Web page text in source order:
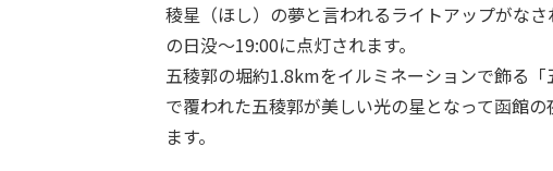
稜星（ほし）の夢と言われるライトアップがな
の日没～19:00に点灯されます。
五稜郭の堀約1.8kmをイルミネーションで飾る
で覆われた五稜郭が美しい光の星となって函館
ます。